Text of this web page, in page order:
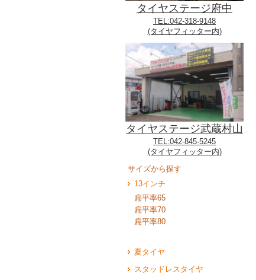
タイヤステージ府中
TEL:042-318-9148
(タイヤフィッター内)
タイヤステージ武蔵村山
TEL:042-845-5245
(タイヤフィッター内)
サイズから探す
13インチ
扁平率65
扁平率70
扁平率80
夏タイヤ
スタッドレスタイヤ